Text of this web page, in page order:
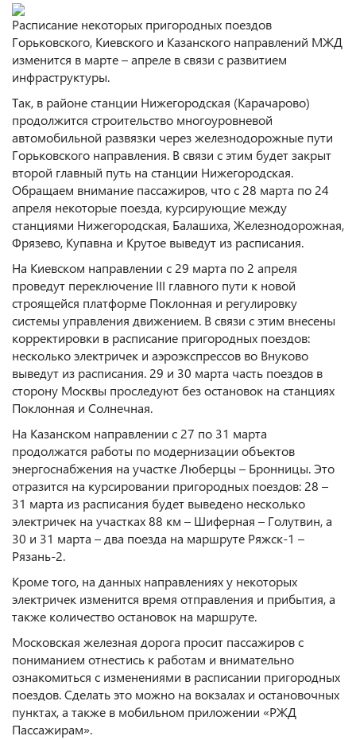
Расписание некоторых пригородных поездов
Горьковского, Киевского и Казанского направлений МЖД
изменится в марте – апреле в связи с развитием
инфраструктуры.
Так, в районе станции Нижегородская (Карачарово)
продолжится строительство многоуровневой
автомобильной развязки через железнодорожные пути
Горьковского направления. В связи с этим будет закрыт
второй главный путь на станции Нижегородская.
Обращаем внимание пассажиров, что с 28 марта по 24
апреля некоторые поезда, курсирующие между
станциями Нижегородская, Балашиха, Железнодорожная,
Фрязево, Купавна и Крутое выведут из расписания.
На Киевском направлении с 29 марта по 2 апреля
проведут переключение III главного пути к новой
строящейся платформе Поклонная и регулировку
системы управления движением. В связи с этим внесены
корректировки в расписание пригородных поездов:
несколько электричек и аэроэкспрессов во Внуково
выведут из расписания. 29 и 30 марта часть поездов в
сторону Москвы проследуют без остановок на станциях
Поклонная и Солнечная.
На Казанском направлении с 27 по 31 марта
продолжатся работы по модернизации объектов
энергоснабжения на участке Люберцы – Бронницы. Это
отразится на курсировании пригородных поездов: 28 –
31 марта из расписания будет выведено несколько
электричек на участках 88 км – Шиферная – Голутвин, а
30 и 31 марта – два поезда на маршруте Ряжск-1 –
Рязань-2.
Кроме того, на данных направлениях у некоторых
электричек изменится время отправления и прибытия, а
также количество остановок на маршруте.
Московская железная дорога просит пассажиров с
пониманием отнестись к работам и внимательно
ознакомиться с изменениями в расписании пригородных
поездов. Сделать это можно на вокзалах и остановочных
пунктах, а также в мобильном приложении «РЖД
Пассажирам».